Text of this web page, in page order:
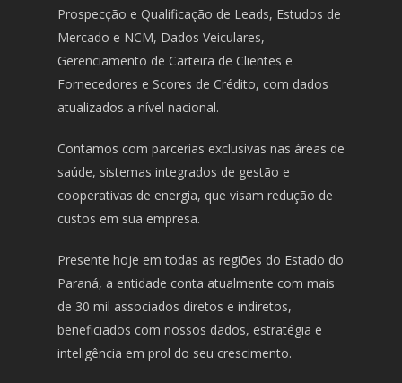
Prospecção e Qualificação de Leads, Estudos de
Mercado e NCM, Dados Veiculares,
Gerenciamento de Carteira de Clientes e
Fornecedores e Scores de Crédito, com dados
atualizados a nível nacional.
Contamos com parcerias exclusivas nas áreas de
saúde, sistemas integrados de gestão e
cooperativas de energia, que visam redução de
custos em sua empresa.
Presente hoje em todas as regiões do Estado do
Paraná, a entidade conta atualmente com mais
de 30 mil associados diretos e indiretos,
beneficiados com nossos dados, estratégia e
inteligência em prol do seu crescimento.